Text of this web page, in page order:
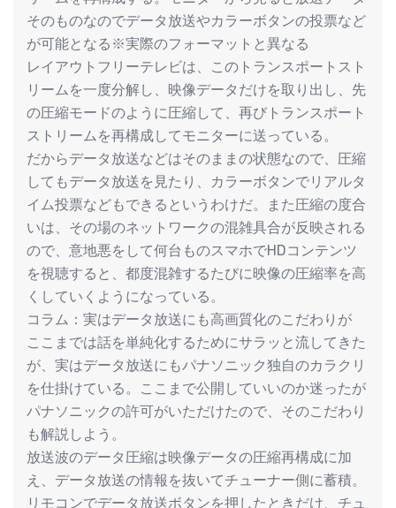
そのものなのでデータ放送やカラーボタンの投票など
が可能となる※実際のフォーマットと異なる
レイアウトフリーテレビは、このトランスポートスト
リームを一度分解し、映像データだけを取り出し、先
の圧縮モードのように圧縮して、再びトランスポート
ストリームを再構成してモニターに送っている。
だからデータ放送などはそのままの状態なので、圧縮
してもデータ放送を見たり、カラーボタンでリアルタ
イム投票などもできるというわけだ。また圧縮の度合
いは、その場のネットワークの混雑具合が反映される
ので、意地悪をして何台ものスマホでHDコンテンツ
を視聴すると、都度混雑するたびに映像の圧縮率を高
くしていくようになっている。
コラム：実はデータ放送にも高画質化のこだわりが
ここまでは話を単純化するためにサラッと流してきた
が、実はデータ放送にもパナソニック独自のカラクリ
を仕掛けている。ここまで公開していいのか迷ったが
パナソニックの許可がいただけたので、そのこだわり
も解説しよう。
放送波のデータ圧縮は映像データの圧縮再構成に加
え、データ放送の情報を抜いてチューナー側に蓄積。
リモコンでデータ放送ボタンを押したときだけ、チュ